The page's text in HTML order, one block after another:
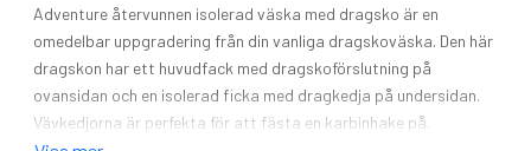
Adventure återvunnen isolerad väska med dragsko är en
omedelbar uppgradering från din vanliga dragskoväska. Den här
dragskon har ett huvudfack med dragskoförslutning på
ovansidan och en isolerad ficka med dragkedja på undersidan.
Vävkedjorna är perfekta för att fästa en karbinhake på.